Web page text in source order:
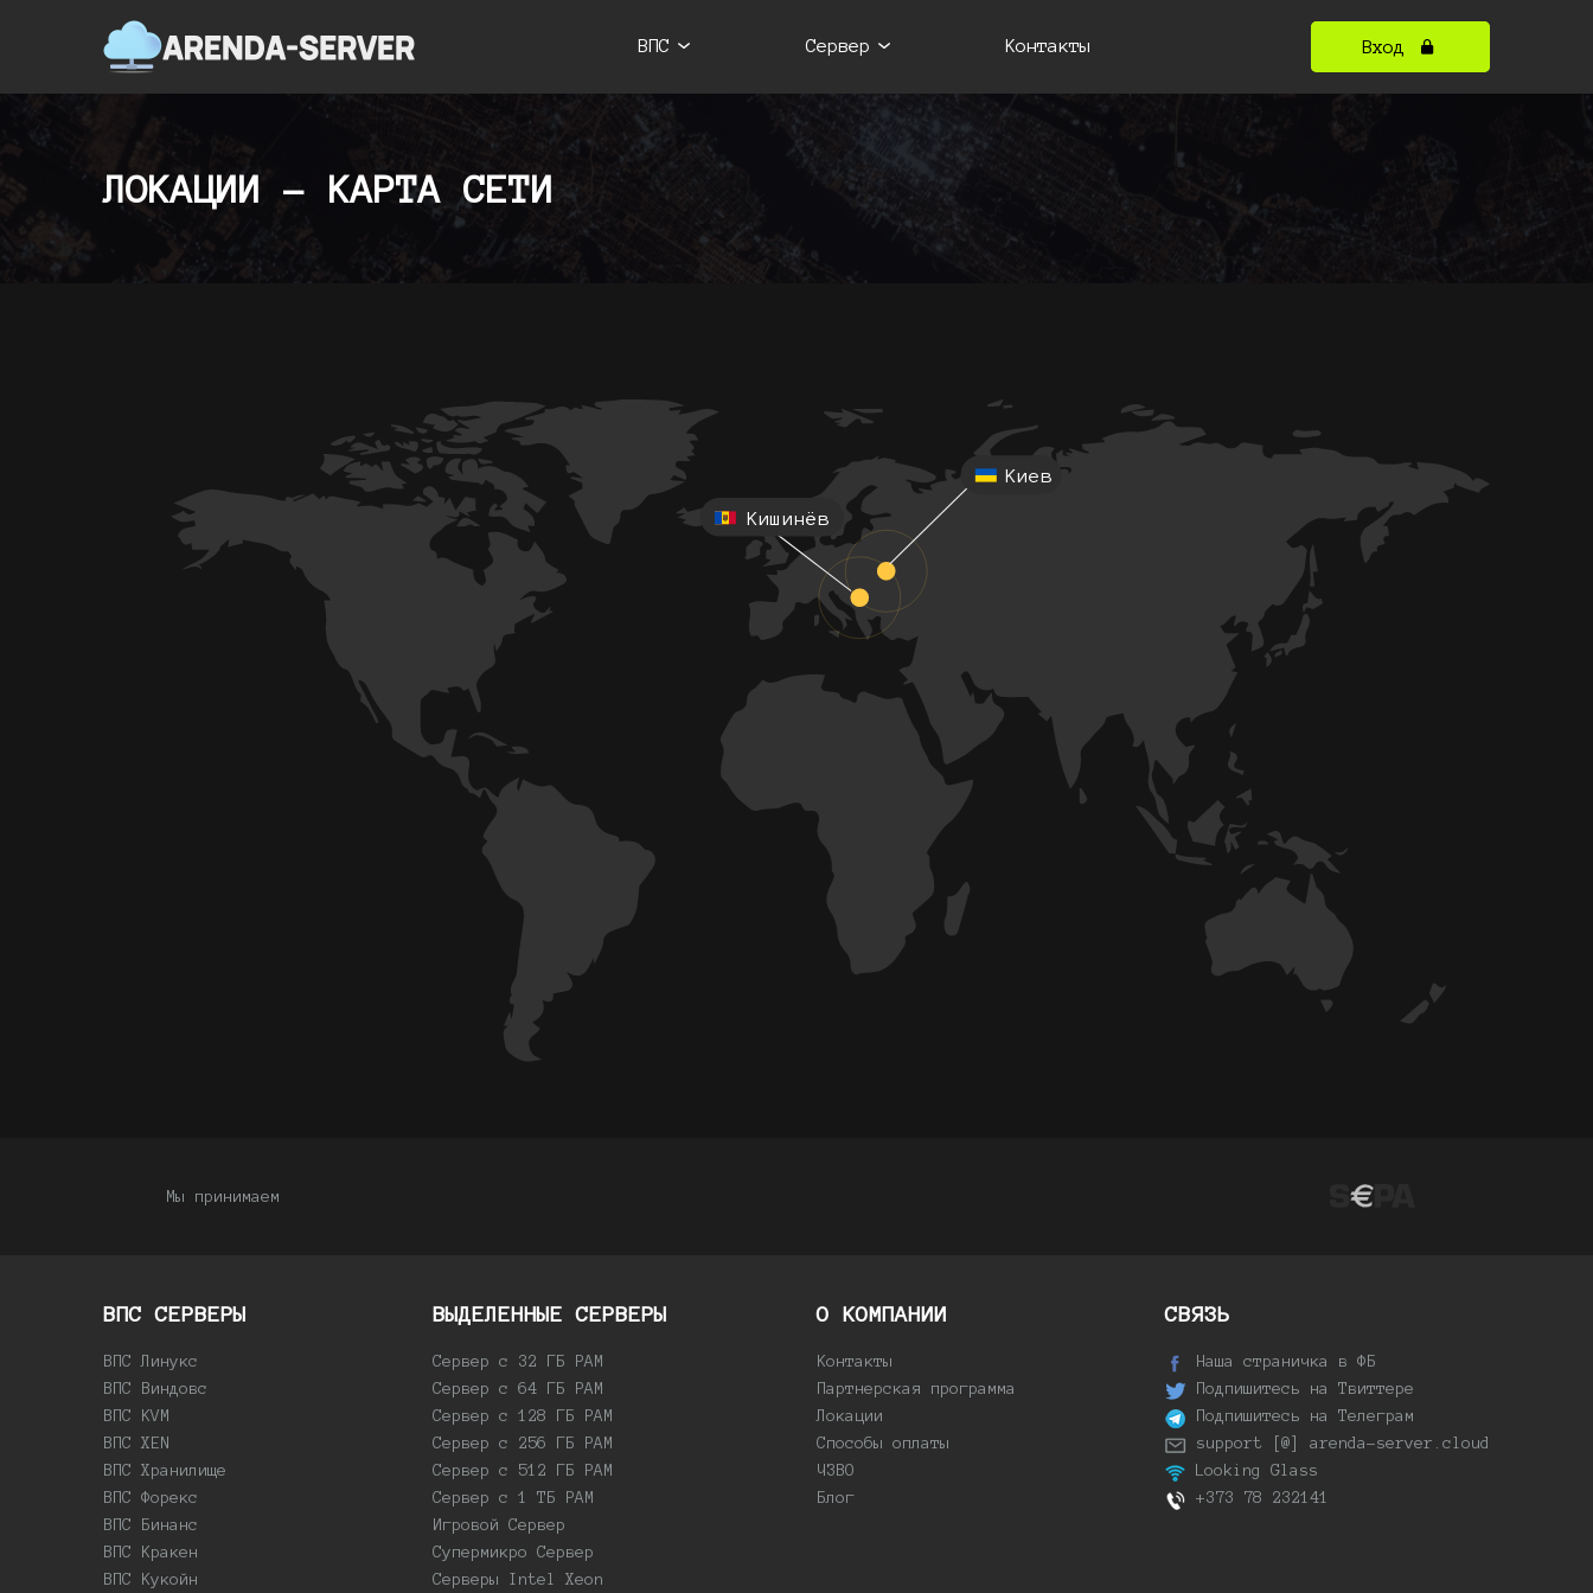
ВПС Сервер Контакты Вход
ЛОКАЦИИ - КАРТА СЕТИ
Кишинёв
Киев
Мы принимаем
ВПС СЕРВЕРЫ
ВПС Линукс
ВПС Виндовс
ВПС KVM
ВПС XEN
ВПС Хранилище
ВПС Форекс
ВПС Бинанс
ВПС Кракен
ВПС Кукойн
ВЫДЕЛЕННЫЕ CЕРВЕРЫ
Сервер с 32 ГБ РАМ
Сервер с 64 ГБ РАМ
Сервер с 128 ГБ РАМ
Сервер с 256 ГБ РАМ
Сервер с 512 ГБ РАМ
Сервер с 1 ТБ РАМ
Игровой Сервер
Супермикро Сервер
Серверы Intel Xeon
О КОМПАНИИ
Контакты
Партнерская программа
Локации
Способы оплаты
ЧЗВО
Блог
СВЯЗЬ
Наша страничка в ФБ
Подпишитесь на Твиттере
Подпишитесь на Телеграм
support [@] arenda-server.cloud
Looking Glass
+373 78 232141